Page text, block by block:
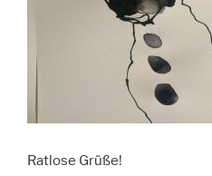
Ratlose Grüße!